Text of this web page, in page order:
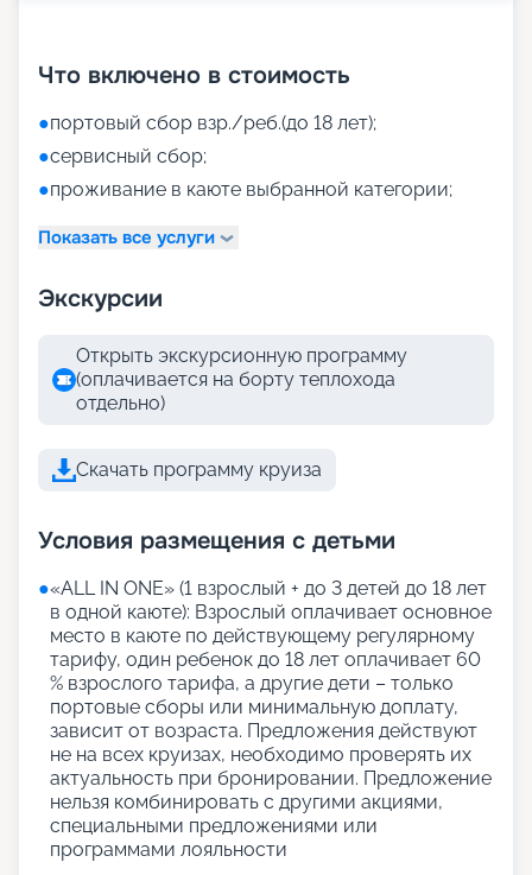
Что включено в стоимость
●портовый сбор взр./реб.(до 18 лет);
●сервисный сбор;
●проживание в каюте выбранной категории;
Показать все услуги
Экскурсии
Открыть экскурсионную программу
(оплачивается на борту теплохода
отдельно)
Скачать программу круиза
Условия размещения с детьми
●«АLL IN ONE» (1 взрослый + до 3 детей до 18 лет
в одной каюте): Взрослый оплачивает основное
место в каюте по действующему регулярному
тарифу, один ребенок до 18 лет оплачивает 60
% взрослого тарифа, а другие дети – только
портовые сборы или минимальную доплату,
зависит от возраста. Предложения действуют
не на всех круизах, необходимо проверять их
актуальность при бронировании. Предложение
нельзя комбинировать с другими акциями,
специальными предложениями или
программами лояльности